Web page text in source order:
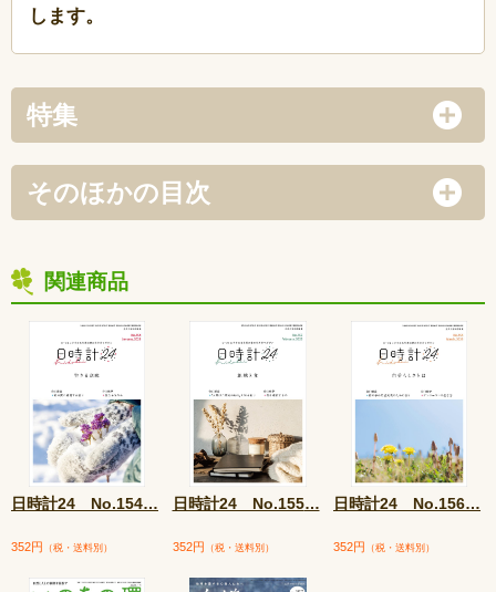
します。
特集
そのほかの目次
関連商品
日時計24 No.154…
352円 （税・送料別）
日時計24 No.155…
352円 （税・送料別）
日時計24 No.156…
352円 （税・送料別）